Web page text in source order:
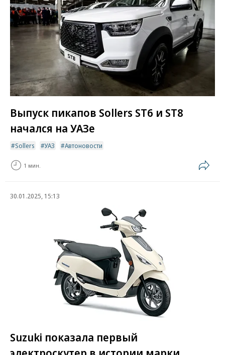
Выпуск пикапов Sollers ST6 и ST8
начался на УАЗе
Sollers УАЗ Автоновости
1 мин.
30.01.2025, 15:13
Suzuki показала первый